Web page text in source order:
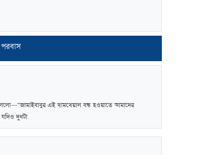
এই খামখেয়াল বন্ধ হওয়াতে আমাদের
দুধটা